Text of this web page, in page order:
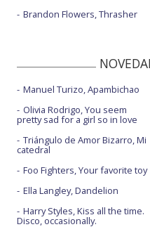
Brandon Flowers, Thrasher
Manuel Turizo, Apambichao
Olivia Rodrigo, You seem
pretty sad for a girl so in love
Triángulo de Amor Bizarro, Mi
catedral
Foo Fighters, Your favorite toy
Ella Langley, Dandelion
Harry Styles, Kiss all the time.
Disco, occasionally.